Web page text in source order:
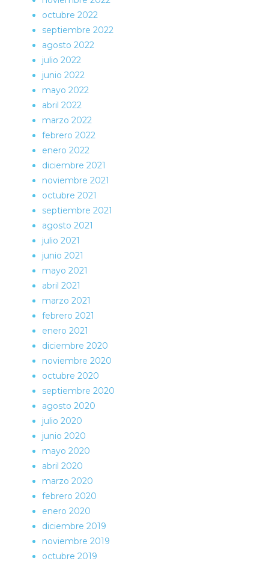
octubre 2022
septiembre 2022
agosto 2022
julio 2022
junio 2022
mayo 2022
abril 2022
marzo 2022
febrero 2022
enero 2022
diciembre 2021
noviembre 2021
octubre 2021
septiembre 2021
agosto 2021
julio 2021
junio 2021
mayo 2021
abril 2021
marzo 2021
febrero 2021
enero 2021
diciembre 2020
noviembre 2020
octubre 2020
septiembre 2020
agosto 2020
julio 2020
junio 2020
mayo 2020
abril 2020
marzo 2020
febrero 2020
enero 2020
diciembre 2019
noviembre 2019
octubre 2019